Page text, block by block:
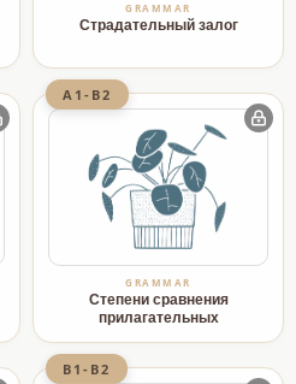
GRAMMAR
Страдательный залог
A1-B2
GRAMMAR
Степени сравнения
прилагательных
B1-B2